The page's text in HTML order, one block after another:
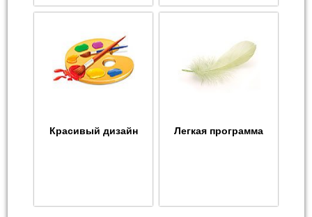
Красивый дизайн Легкая программа